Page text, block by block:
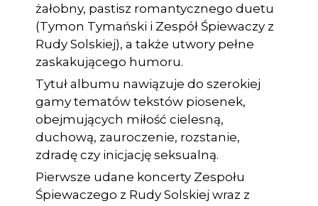
żałobny, pastisz romantycznego duetu
(Tymon Tymański i Zespół Śpiewaczy z
Rudy Solskiej), a także utwory pełne
zaskakującego humoru.
Tytuł albumu nawiązuje do szerokiej
gamy tematów tekstów piosenek,
obejmujących miłość cielesną,
duchową, zauroczenie, rozstanie,
zdradę czy inicjację seksualną.
Pierwsze udane koncerty Zespołu
Śpiewaczego z Rudy Solskiej wraz z